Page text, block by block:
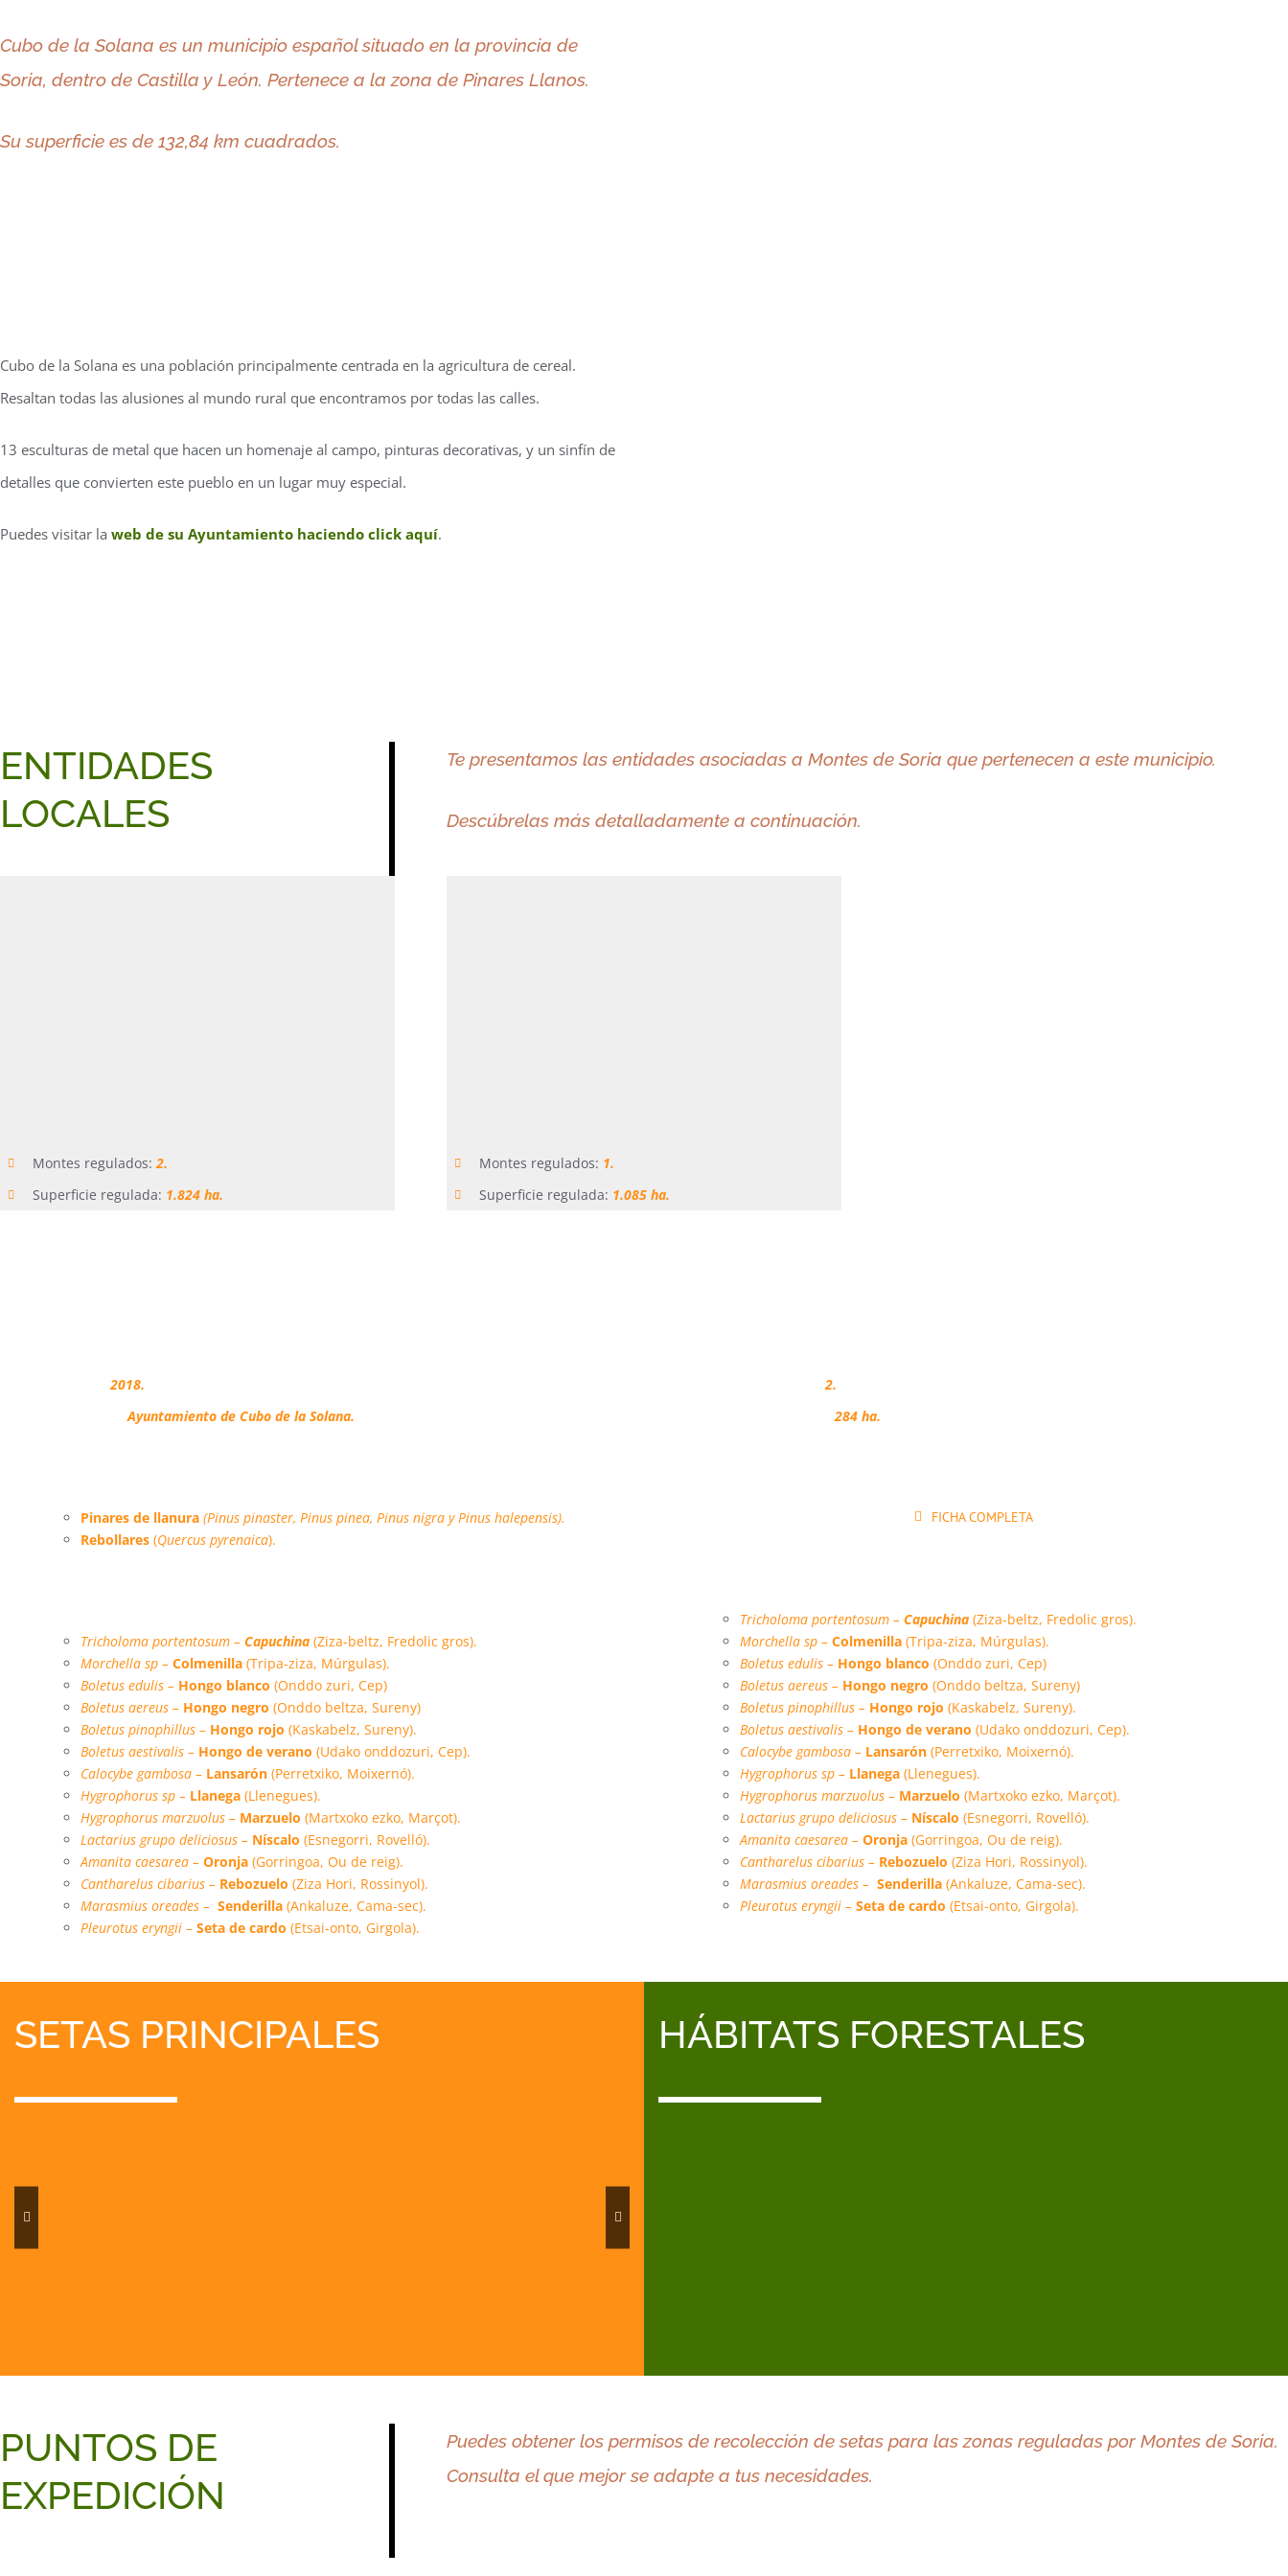
Cubo de la Solana es un municipio español situado en la provincia de
Soria, dentro de Castilla y León. Pertenece a la zona de Pinares Llanos.
Su superficie es de 132,84 km cuadrados.
Cubo de la Solana es una población principalmente centrada en la agricultura de cereal.
Resaltan todas las alusiones al mundo rural que encontramos por todas las calles.
13 esculturas de metal que hacen un homenaje al campo, pinturas decorativas, y un sinfín de
detalles que convierten este pueblo en un lugar muy especial.
Puedes visitar la web de su Ayuntamiento haciendo click aquí.
ENTIDADES
LOCALES
Te presentamos lasentidades asociadas a Montes de Soria que pertenecen a este municipio.
Descúbrelas más detalladamente a continuación.
Montes regulados:2.
Superficie regulada: 1.824 ha.
Montes regulados: 1.
Superficie regulada: 1.085 ha.
2018.
Ayuntamiento de Cubo de la Solana.
2.
284 ha.
Pinares de llanura (Pinus pinaster, Pinus pinea, Pinus nigra y Pinus halepensis).
Rebollares (Quercus pyrenaica).
FICHA COMPLETA
Tricholoma portentosum – Capuchina (Ziza-beltz, Fredolic gros).
Morchella sp – Colmenilla(Tripa-ziza, Múrgulas).
Boletus edulis – Hongo blanco (Onddo zuri, Cep)
Boletus aereus – Hongo negro (Onddo beltza, Sureny)
Boletus pinophillus – Hongo rojo (Kaskabelz, Sureny).
Boletus aestivalis – Hongo de verano (Udako onddozuri, Cep).
Calocybe gambosa – Lansarón(Perretxiko, Moixernó).
Hygrophorus sp – Llanega(Llenegues).
Hygrophorus marzuolus – Marzuelo (Martxoko ezko, Marçot).
Lactarius grupo deliciosus – Níscalo (Esnegorri, Rovelló).
Amanita caesarea – Oronja(Gorringoa, Ou de reig).
Cantharelus cibarius – Rebozuelo (Ziza Hori, Rossinyol).
Marasmius oreades – Senderilla(Ankaluze, Cama-sec).
Pleurotus eryngii – Seta de cardo (Etsai-onto, Girgola).
Tricholoma portentosum –Capuchina(Ziza-beltz, Fredolic gros).
Morchella sp – Colmenilla (Tripa-ziza, Múrgulas).
Boletus edulis – Hongo blanco (Onddo zuri, Cep)
Boletus aereus – Hongo negro (Onddo beltza, Sureny)
Boletus pinophillus – Hongo rojo (Kaskabelz, Sureny).
Boletus aestivalis – Hongo de verano (Udako onddozuri, Cep).
Calocybe gambosa – Lansarón (Perretxiko, Moixernó).
Hygrophorus sp – Llanega (Llenegues).
Hygrophorus marzuolus – Marzuelo (Martxoko ezko, Marçot).
Lactarius grupo deliciosus – Níscalo (Esnegorri, Rovelló).
Amanita caesarea – Oronja (Gorringoa, Ou de reig).
Cantharelus cibarius – Rebozuelo (Ziza Hori, Rossinyol).
Marasmius oreades – Senderilla (Ankaluze, Cama-sec).
Pleurotus eryngii – Seta de cardo (Etsai-onto, Girgola).
SETAS PRINCIPALES HÁBITATS FORESTALES
Llanura
PUNTOS DE
EXPEDICIÓN
Puedes obtener los permisos de recolección de setas para las zonas reguladas por Montes de Soria.
Consulta el que mejorse adapte a tusnecesidades.